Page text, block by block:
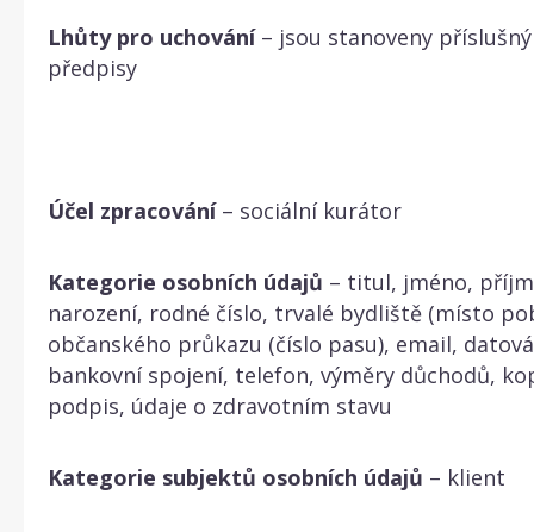
Lhůty pro uchování– jsou stanoveny
předpisy
Účel zpracování– sociální kurátor
Kategorie osobních údajů – titul, jméno,
narození, rodné číslo, trvalé bydliště (místo
občanského průkazu (číslo pasu), email,
bankovní spojení, telefon, výměry důchodů,
podpis, údaje o zdravotním stavu
Kategorie subjektů osobních údajů – klient